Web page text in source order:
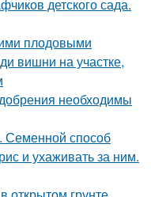
детского сада.
плодовыми
вишни на участке,
необходимы
Семенной способ
и ухаживать за ним.